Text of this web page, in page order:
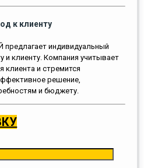
к клиенту
индивидуальный
и клиенту. Компания учитывает
клиента и стремится
решение,
и бюджету.